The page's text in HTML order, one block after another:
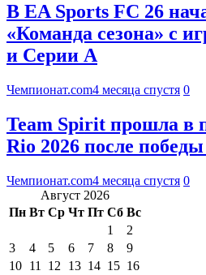
В EA Sports FC 26
«Команда сезона» с
и Серии А
Чемпионат.com4 месяца спустя 0
Team Spirit прошла в
Rio 2026 после
Чемпионат.com4 месяца спустя 0
Август 2026
Пн Вт Ср Чт Пт Сб Вс
1
2
3
4 5 6 7 8
9
10 11 12 13 14 15 16